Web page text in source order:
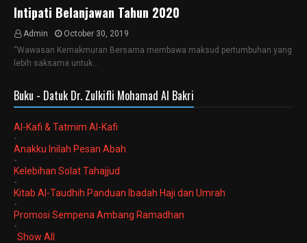
Intipati Belanjawan Tahun 2020
Admin
October 30, 2019
“Wawasan Kemakmuran Bersama membawa maksud pertumbuhan yang
lebih saksama untuk…
Buku - Datuk Dr. Zulkifli Mohamad Al Bakri
Al-Kafi & Tatmim Al-Kafi
-
Anakku Inilah Pesan Abah
-
Kelebihan Solat Tahajjud
-
Kitab Al-Taudhih Panduan Ibadah Haji dan Umrah
-
Promosi Sempena Ambang Ramadhan
-
Show All